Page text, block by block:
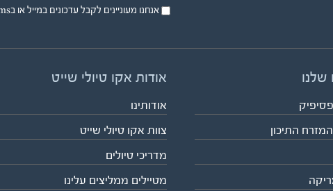
אנחנו מעוניינים לקבל עדכונים במייל או בsms על טיולים.
שלנו
התיכון
אודות אקו טיולי שייט
אודותינו
צוות אקו טיולי שייט
מדריכי טיולים
מטיילים ממליצים עלינו